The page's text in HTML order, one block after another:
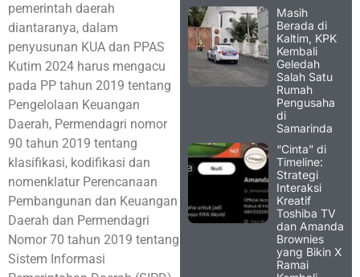
pemerintah daerah
diantaranya, dalam
penyusunan KUA dan PPAS
Kutim 2024 harus mengacu
pada PP tahun 2019 tentang
Pengelolaan Keuangan
Daerah, Permendagri nomor
90 tahun 2019 tentang
klasifikasi, kodifikasi dan
nomenklatur Perencanaan
Pembangunan dan Keuangan
Daerah dan Permendagri
Nomor 70 tahun 2019 tentang
Sistem Informasi
Masih
Berada di
Kaltim, KPK
Kembali
Geledah
Salah Satu
Rumah
Pengusaha
di
Samarinda
“Cinta” di
Timeline:
Strategi
Interaksi
Kreatif
Toshiba TV
dan Amanda
Brownies
yang Bikin X
Ramai